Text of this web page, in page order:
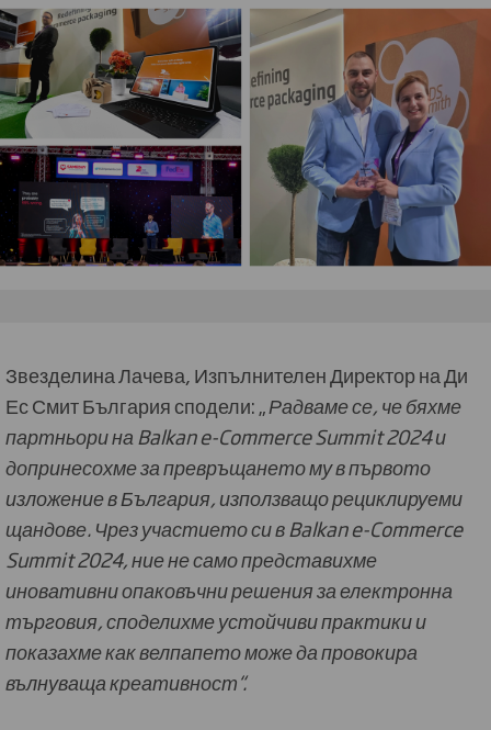
Звезделина Лачева, Изпълнителен Директор на Ди
Ес Смит България сподели: „Радваме се, че бяхме
партньори на Balkan e-Commerce Summit 2024 и
допринесохме за превръщането му в първото
изложение в България, използващо рециклируеми
щандове. Чрез участието си в Balkan e-Commerce
Summit 2024, ние не само представихме
иновативни опаковъчни решения за електронна
търговия, споделихме устойчиви практики и
показахме как велпапето може да провокира
вълнуваща креативност“.